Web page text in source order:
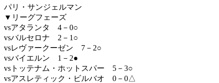
パリ・サンジェルマン
▼リーグフェーズ
vsアタランタ 4－0○
vsバルセロナ 2－1○
vsレヴァークーゼン 7－2○
vsバイエルン 1－2●
vsトッテナム・ホットスパー 5－3○
vsアスレティック・ビルバオ 0－0△